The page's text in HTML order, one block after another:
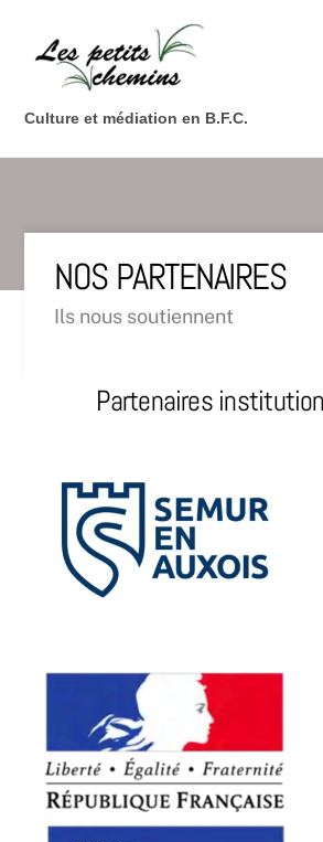
content
Culture et médiation en B.F.C.
NOS PARTENAIRES
Ils nous soutiennent
Partenaires